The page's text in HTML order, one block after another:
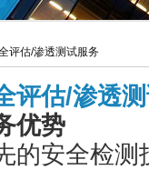
评估/渗透测试服务
评估/渗透
优势
的安全检测